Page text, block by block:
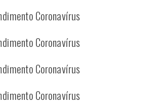
Coronavírus
Coronavírus
Coronavírus
Coronavírus